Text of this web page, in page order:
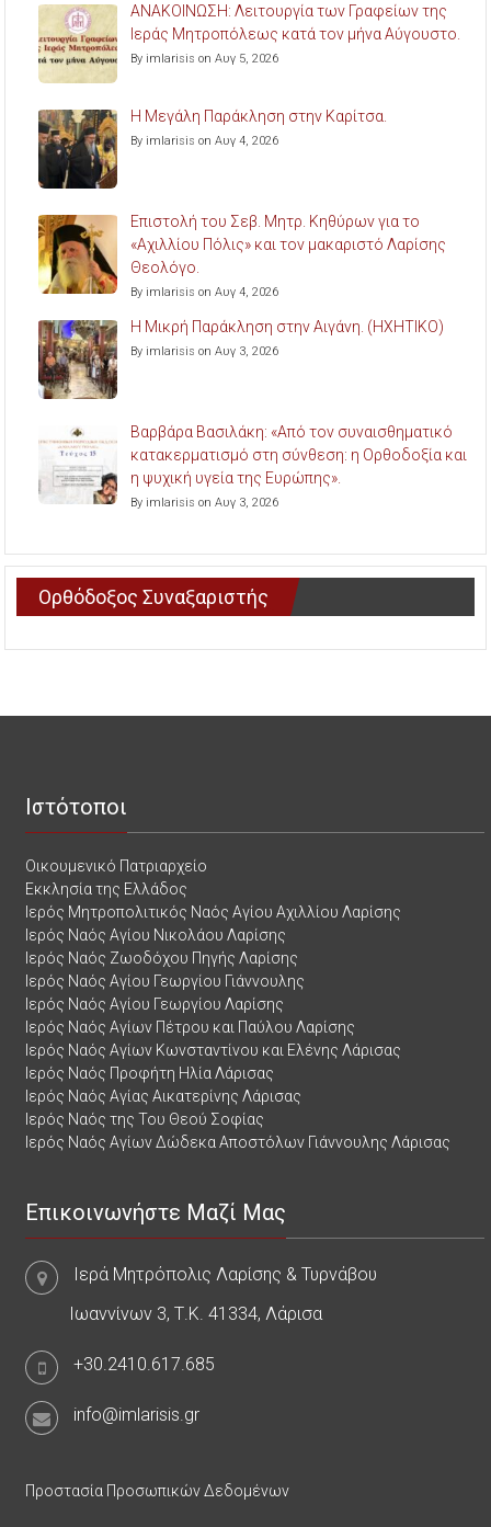
ΑΝΑΚΟΙΝΩΣΗ: Λειτουργία των Γραφείων της
Ιεράς Μητροπόλεως κατά τον μήνα Αύγουστο.
By imlarisis on Αυγ 5, 2026
Η Μεγάλη Παράκληση στην Καρίτσα.
By imlarisis on Αυγ 4, 2026
Επιστολή του Σεβ. Μητρ. Κηθύρων για το
«Αχιλλίου Πόλις» και τον μακαριστό Λαρίσης
Θεολόγο.
By imlarisis on Αυγ 4, 2026
Η Μικρή Παράκληση στην Αιγάνη. (ΗΧΗΤΙΚΟ)
By imlarisis on Αυγ 3, 2026
Βαρβάρα Βασιλάκη: «Από τον συναισθηματικό
κατακερματισμό στη σύνθεση: η Ορθοδοξία και
η ψυχική υγεία της Ευρώπης».
By imlarisis on Αυγ 3, 2026
Ορθόδοξος Συναξαριστής
Ιστότοποι
Οικουμενικό Πατριαρχείο
Εκκλησία της Ελλάδος
Ιερός Μητροπολιτικός Ναός Αγίου Αχιλλίου Λαρίσης
Ιερός Ναός Αγίου Νικολάου Λαρίσης
Ιερός Ναός Ζωοδόχου Πηγής Λαρίσης
Ιερός Ναός Αγίου Γεωργίου Γιάννουλης
Ιερός Ναός Αγίου Γεωργίου Λαρίσης
Ιερός Ναός Αγίων Πέτρου και Παύλου Λαρίσης
Ιερός Ναός Αγίων Κωνσταντίνου και Ελένης Λάρισας
Ιερός Ναός Προφήτη Ηλία Λάρισας
Ιερός Ναός Αγίας Αικατερίνης Λάρισας
Ιερός Ναός της Του Θεού Σοφίας
Ιερός Ναός Αγίων Δώδεκα Αποστόλων Γιάννουλης Λάρισας
Επικοινωνήστε Μαζί Μας
Ιερά Μητρόπολις Λαρίσης & Τυρνάβου
Ιωαννίνων 3, Τ.Κ. 41334, Λάρισα
+30.2410.617.685
info@imlarisis.gr
Προστασία Προσωπικών Δεδομένων